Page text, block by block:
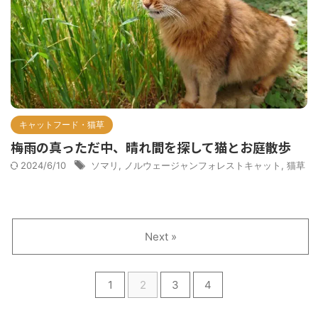
キャットフード・猫草
梅雨の真っただ中、晴れ間を探して猫とお庭散歩
2024/6/10 ソマリ , ノルウェージャンフォレストキャット , 猫草
1 2 3 4
Next »